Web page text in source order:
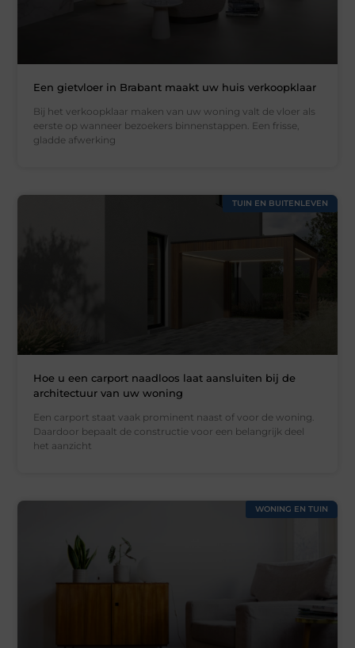
Een gietvloer in Brabant maakt uw huis verkoopklaar
Bij het verkoopklaar maken van uw woning valt de vloer als
eerste op wanneer bezoekers binnenstappen. Een frisse,
gladde afwerking
TUIN EN BUITENLEVEN
Hoe u een carport naadloos laat aansluiten bij de
architectuur van uw woning
Een carport staat vaak prominent naast of voor de woning.
Daardoor bepaalt de constructie voor een belangrijk deel
het aanzicht
WONING EN TUIN